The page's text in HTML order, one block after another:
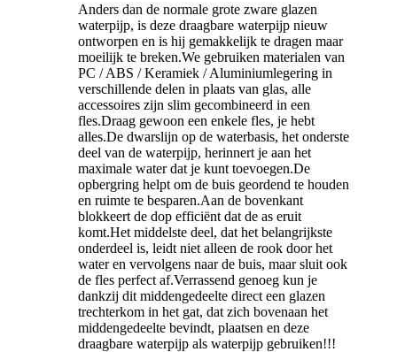
Anders dan de normale grote zware glazen
waterpijp, is deze draagbare waterpijp nieuw
ontworpen en is hij gemakkelijk te dragen maar
moeilijk te breken.We gebruiken materialen van
PC / ABS / Keramiek / Aluminiumlegering in
verschillende delen in plaats van glas, alle
accessoires zijn slim gecombineerd in een
fles.Draag gewoon een enkele fles, je hebt
alles.De dwarslijn op de waterbasis, het onderste
deel van de waterpijp, herinnert je aan het
maximale water dat je kunt toevoegen.De
opbergring helpt om de buis geordend te houden
en ruimte te besparen.Aan de bovenkant
blokkeert de dop efficiënt dat de as eruit
komt.Het middelste deel, dat het belangrijkste
onderdeel is, leidt niet alleen de rook door het
water en vervolgens naar de buis, maar sluit ook
de fles perfect af.Verrassend genoeg kun je
dankzij dit middengedeelte direct een glazen
trechterkom in het gat, dat zich bovenaan het
middengedeelte bevindt, plaatsen en deze
draagbare waterpijp als waterpijp gebruiken!!!